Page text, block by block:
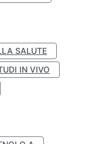
SALUTE
IN VIVO